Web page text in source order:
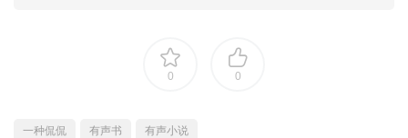
0 0
一种侃侃 有声书 有声小说